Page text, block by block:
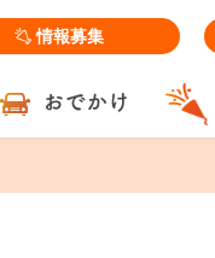
情報募集
おでかけ